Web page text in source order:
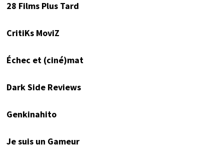
28 Films Plus Tard
CritiKs MoviZ
Échec et (ciné)mat
Dark Side Reviews
Genkinahito
Je suis un Gameur